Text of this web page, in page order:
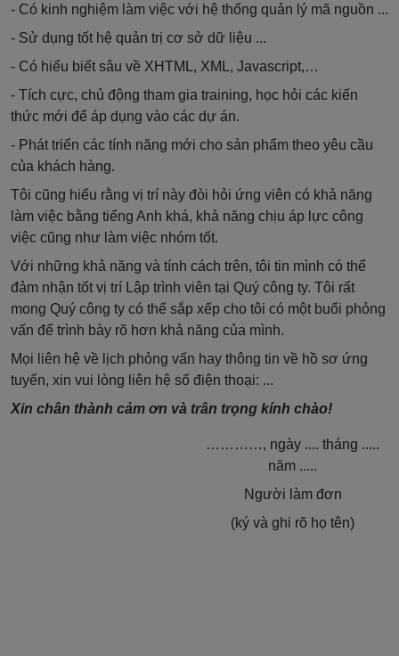
- Có kinh nghiệm làm việc với hệ thống quản lý mã nguồn ...
- Sử dụng tốt hệ quản trị cơ sở dữ liệu ...
- Có hiểu biết sâu về XHTML, XML, Javascript,…
- Tích cực, chủ động tham gia training, học hỏi các kiến
thức mới để áp dụng vào các dự án.
- Phát triển các tính năng mới cho sản phẩm theo yêu cầu
của khách hàng.
Tôi cũng hiểu rằng vị trí này đòi hỏi ứng viên có khả năng
làm việc bằng tiếng Anh khá, khả năng chịu áp lực công
việc cũng như làm việc nhóm tốt.
Với những khả năng và tính cách trên, tôi tin mình có thể
đảm nhận tốt vị trí Lập trình viên tại Quý công ty. Tôi rất
mong Quý công ty có thể sắp xếp cho tôi có một buổi phỏng
vấn để trình bày rõ hơn khả năng của mình.
Mọi liên hệ về lịch phỏng vấn hay thông tin về hồ sơ ứng
tuyển, xin vui lòng liên hệ số điện thoại: ...
Xin chân thành cảm ơn và trân trọng kính chào!
…………, ngày .... tháng .....
năm .....
Người làm đơn
(ký và ghi rõ họ tên)